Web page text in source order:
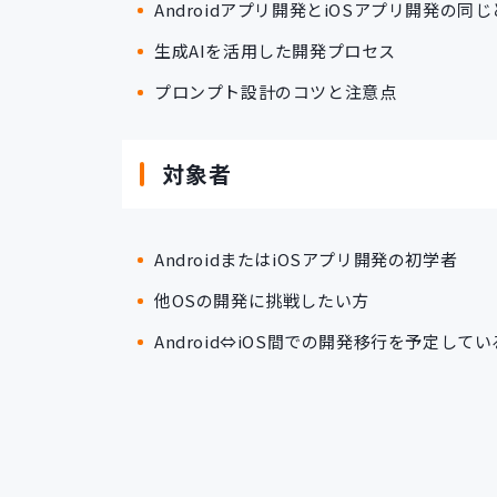
Androidアプリ開発とiOSアプリ開発の同じ
生成AIを活用した開発プロセス
プロンプト設計のコツと注意点
対象者
AndroidまたはiOSアプリ開発の初学者
他OSの開発に挑戦したい方
Android⇔iOS間での開発移行を予定してい